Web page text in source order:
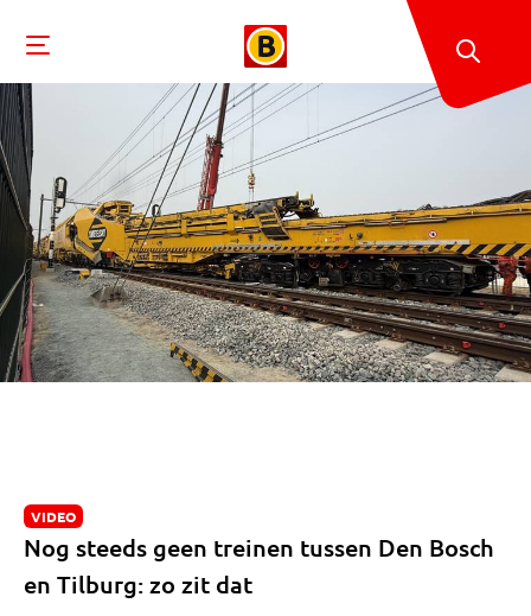
VIDEO
Nog steeds geen treinen tussen Den Bosch
en Tilburg: zo zit dat